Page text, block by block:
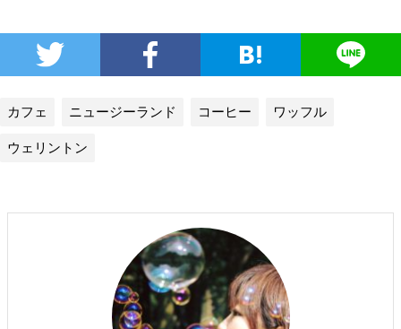
カフェ ニュージーランド コーヒー ワッフル
ウェリントン